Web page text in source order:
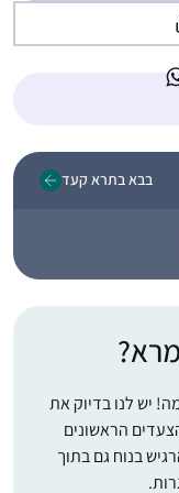
בבא בתרא קעד
יש לנו בדיוק את
הראשונים
בנוח גם בתוך